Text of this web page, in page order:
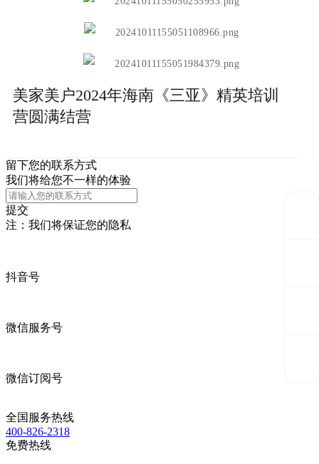
美家美户2024年海南《三亚》精英培训
营圆满结营
留下您的联系方式
我们将给您不一样的体验
提交
注：我们将保证您的隐私
抖音号
微信服务号
微信订阅号
全国服务热线
400-826-2318
免费热线